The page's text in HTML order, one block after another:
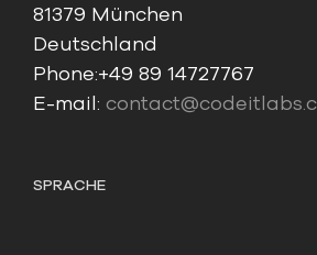
81379 München
Deutschland
Phone:+49 89 14727767
E-mail:
SPRACHE